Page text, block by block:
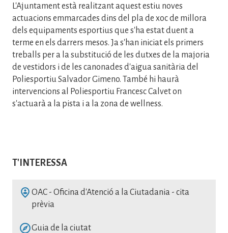
T'INTERESSA
SVGOAC - Oficina d'Atenció a la Ciutadania - cita
prèvia
SVGGuia de la ciutat
L'Ajuntament està realitzant aquest estiu noves
actuacions emmarcades dins del pla de xoc de millora
dels equipaments esportius que s'ha estat duent a
terme en els darrers mesos. Ja s'han iniciat els primers
treballs per a la substitució de les dutxes de la majoria
de vestidors i de les canonades d'aigua sanitària del
Poliesportiu Salvador Gimeno. També hi haurà
intervencions al Poliesportiu Francesc Calvet on
s'actuarà a la pista i a la zona de wellness.